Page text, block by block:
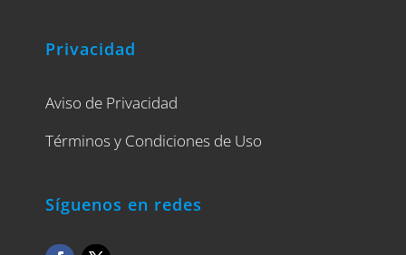
Privacidad
Aviso de Privacidad
Términos y Condiciones de Uso
Síguenos en redes